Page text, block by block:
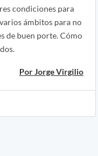
condiciones para
ámbitos para no
de buen porte. Cómo
Por Jorge Virgilio